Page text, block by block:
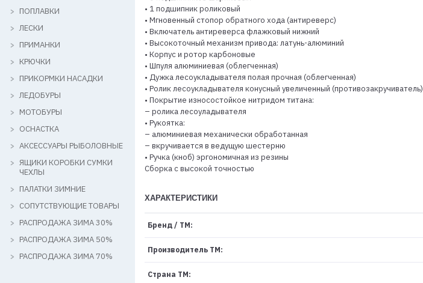
ПОПЛАВКИ
ЛЕСКИ
ПРИМАНКИ
КРЮЧКИ
ПРИКОРМКИ НАСАДКИ
ЛЕДОБУРЫ
МОТОБУРЫ
ОСНАСТКА
АКСЕССУАРЫ РЫБОЛОВНЫЕ
ЯЩИКИ КОРОБКИ СУМКИ
ЧЕХЛЫ
ПАЛАТКИ ЗИМНИЕ
СОПУТСТВУЮЩИЕ ТОВАРЫ
РАСПРОДАЖА ЗИМА 30%
РАСПРОДАЖА ЗИМА 50%
РАСПРОДАЖА ЗИМА 70%
• 1 подшипник роликовый
• Мгновенный стопор обратного хода (антиреверс)
• Включатель антиреверса флажковый нижний
• Высокоточный механизм привода: латунь-алюминий
• Корпус и ротор карбоновые
• Шпуля алюминиевая (облегченная)
• Дужка лесоукладывателя полая прочная (облегченная)
• Ролик лесоукладывателя конусный увеличенный (противозакручиватель)
• Покрытие износостойкое нитридом титана:
– ролика лесоуладывателя
• Рукоятка:
– алюминиевая механически обработанная
– вкручивается в ведущую шестерню
• Ручка (кноб) эргономичная из резины
Сборка с высокой точностью
ХАРАКТЕРИСТИКИ
Бренд / ТМ:
Производитель ТМ:
Страна ТМ: